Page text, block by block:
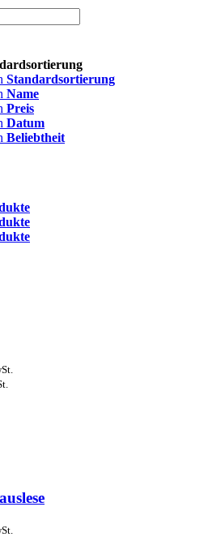
Standardsortierung
Name
Preis
Datum
Beliebtheit